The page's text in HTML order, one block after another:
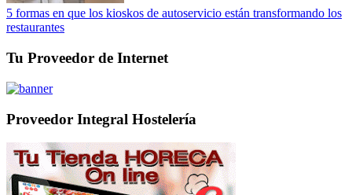
5 formas en que los kioskos de autoservicio están transformando los
restaurantes
Tu Proveedor de Internet
Proveedor Integral Hostelería